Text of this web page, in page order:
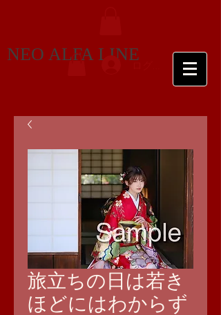
NEO ALFA LINE
旅立ちの日は若き
ほどにはわからず